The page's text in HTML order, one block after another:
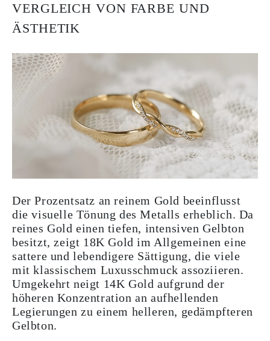
VERGLEICH VON FARBE UND
ÄSTHETIK
Der Prozentsatz an reinem Gold beeinflusst
die visuelle Tönung des Metalls erheblich. Da
reines Gold einen tiefen, intensiven Gelbton
besitzt, zeigt 18K Gold im Allgemeinen eine
sattere und lebendigere Sättigung, die viele
mit klassischem Luxusschmuck assoziieren.
Umgekehrt neigt 14K Gold aufgrund der
höheren Konzentration an aufhellenden
Legierungen zu einem helleren, gedämpfteren
Gelbton.